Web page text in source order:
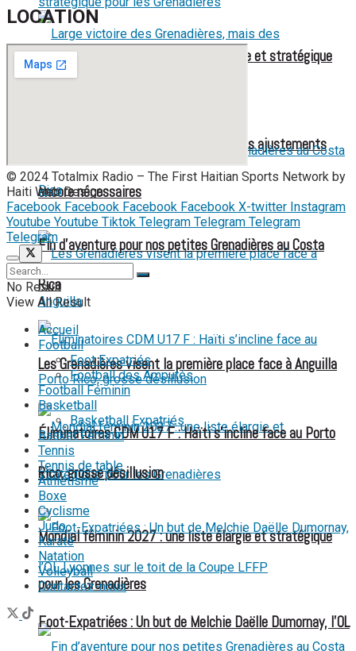
Large victoire des Grenadières, mais des ajustements
encore nécessaires
Les Grenadières visent la première place face à Anguilla
Mondial féminin 2027 : une liste élargie et stratégique
pour les Grenadières
Mondial féminin 2027 : une liste élargie et stratégique
Fin d’aventure pour nos petites Grenadières au Costa
Rica
Éliminatoires CDM U17 F : Haïti s’incline face au Porto
Rico, grosse désillusion
Foot-Expatriées : Un but de Melchie Daëlle Dumornay, l’OL
LOCATION
© 2024 Totalmix Radio – The First Haitian Sports Network by
Haiti Web Design.
Facebook Facebook Facebook Facebook X-twitter Instagram
Youtube Youtube Tiktok Telegram Telegram Telegram
Telegram
No Result
View All Result
Accueil
Football
Foot Expatriés
Football des Amputés
Football Féminin
Basketball
Basketball Expatriés
Basket Féminin
Tennis
Tennis de table
Athlétisme
Boxe
Cyclisme
Judo
Karaté
Natation
Volleyball
Contactez-nous